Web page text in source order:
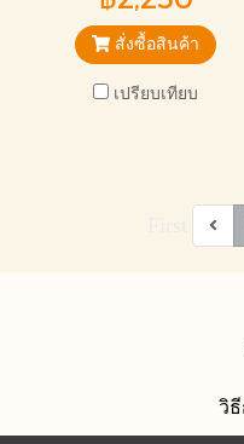
ไว้อาลัยทุกแบบ
สั่งซื้อสินค้า
เปรียบเทียบ
วิ